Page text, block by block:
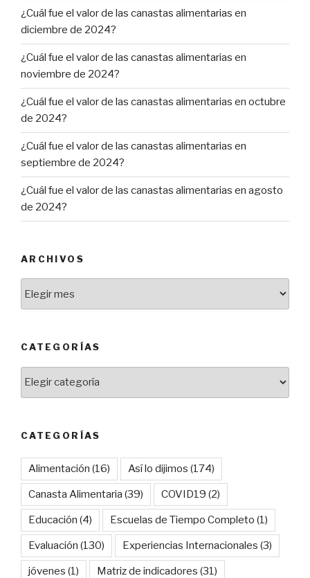
¿Cuál fue el valor de las canastas alimentarias en
diciembre de 2024?
¿Cuál fue el valor de las canastas alimentarias en
noviembre de 2024?
¿Cuál fue el valor de las canastas alimentarias en octubre
de 2024?
¿Cuál fue el valor de las canastas alimentarias en
septiembre de 2024?
¿Cuál fue el valor de las canastas alimentarias en agosto
de 2024?
ARCHIVOS
CATEGORÍAS
Categorías
CATEGORÍAS
Alimentación (16) Así lo dijimos (174)
Canasta Alimentaria (39) COVID19 (2)
Educación (4) Escuelas de Tiempo Completo (1)
Evaluación (130) Experiencias Internacionales (3)
jóvenes (1) Matriz de indicadores (31)